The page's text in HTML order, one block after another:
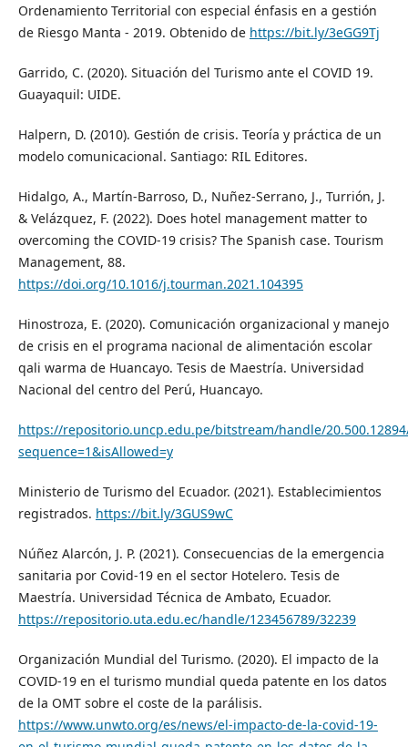
Ordenamiento Territorial con especial énfasis en a gestión
de Riesgo Manta - 2019. Obtenido de https://bit.ly/3eGG9Tj
Garrido, C. (2020). Situación del Turismo ante el COVID 19.
Guayaquil: UIDE.
Halpern, D. (2010). Gestión de crisis. Teoría y práctica de un
modelo comunicacional. Santiago: RIL Editores.
Hidalgo, A., Martín-Barroso, D., Nuñez-Serrano, J., Turrión, J.
& Velázquez, F. (2022). Does hotel management matter to
overcoming the COVID-19 crisis? The Spanish case. Tourism
Management, 88.
https://doi.org/10.1016/j.tourman.2021.104395
Hinostroza, E. (2020). Comunicación organizacional y manejo
de crisis en el programa nacional de alimentación escolar
qali warma de Huancayo. Tesis de Maestría. Universidad
Nacional del centro del Perú, Huancayo.
https://repositorio.uncp.edu.pe/bitstream/handle/20.500.12894/
sequence=1&isAllowed=y
Ministerio de Turismo del Ecuador. (2021). Establecimientos
registrados. https://bit.ly/3GUS9wC
Núñez Alarcón, J. P. (2021). Consecuencias de la emergencia
sanitaria por Covid-19 en el sector Hotelero. Tesis de
Maestría. Universidad Técnica de Ambato, Ecuador.
https://repositorio.uta.edu.ec/handle/123456789/32239
Organización Mundial del Turismo. (2020). El impacto de la
COVID-19 en el turismo mundial queda patente en los datos
de la OMT sobre el coste de la parálisis.
https://www.unwto.org/es/news/el-impacto-de-la-covid-19-